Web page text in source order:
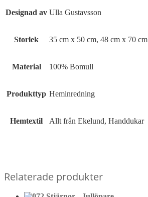
Designad av Ulla Gustavsson
Storlek 35 cm x 50 cm, 48 cm x 70 cm
Material 100% Bomull
Produkttyp Heminredning
Hemtextil Allt från Ekelund, Handdukar
Relaterade produkter